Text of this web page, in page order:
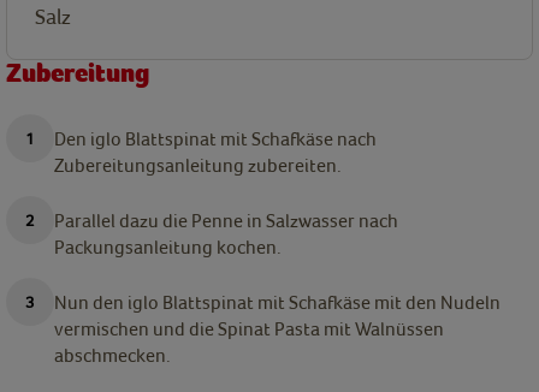
Salz
Zubereitung
Den iglo Blattspinat mit Schafkäse nach
Zubereitungsanleitung zubereiten.
Parallel dazu die Penne in Salzwasser nach
Packungsanleitung kochen.
Nun den iglo Blattspinat mit Schafkäse mit den Nudeln
vermischen und die Spinat Pasta mit Walnüssen
abschmecken.